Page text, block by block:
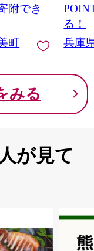
ナシ 和梨
気 人気
しい 果
旬の果物
たじま
附でき
町
おすす
ワイ
ニ 肩
にみそ
03
る！
兵庫
みる
が見て